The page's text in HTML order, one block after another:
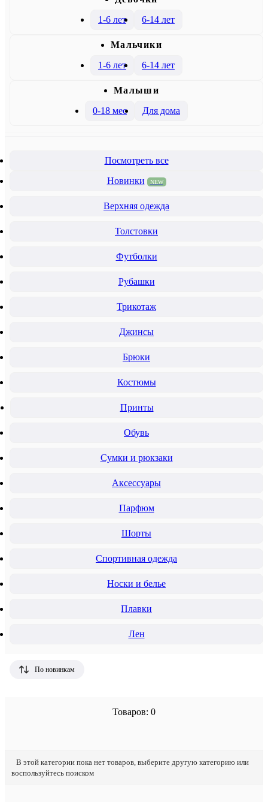
1-6 лет
6-14 лет
Mальчики
1-6 лет
6-14 лет
Малыши
0-18 мес
Для дома
Посмотреть все
Новинки
NEW
Верхняя одежда
Толстовки
Футболки
Рубашки
Трикотаж
Джинсы
Брюки
Костюмы
Принты
Обувь
Сумки и рюкзаки
Аксессуары
Парфюм
Шорты
Спортивная одежда
Носки и белье
Плавки
Лен
По новинкам
Товаров: 0
В этой категории пока нет товаров, выберите другую категорию или
воспользуйтесь поиском